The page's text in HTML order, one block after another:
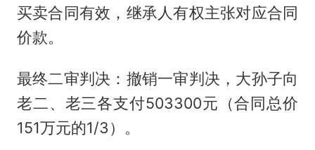
买卖合同有效，继承人有权主张对应合同
价款。
最终二审判决：撤销一审判决，大孙子向
老二、老三各支付503300元（合同总价
151万元的1/3）。